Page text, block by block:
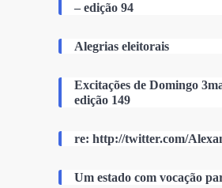
– edição 94
Alegrias eleitorais
Excitações de Domingo
edição 149
re: http://twitter.com/
Um estado com vocação